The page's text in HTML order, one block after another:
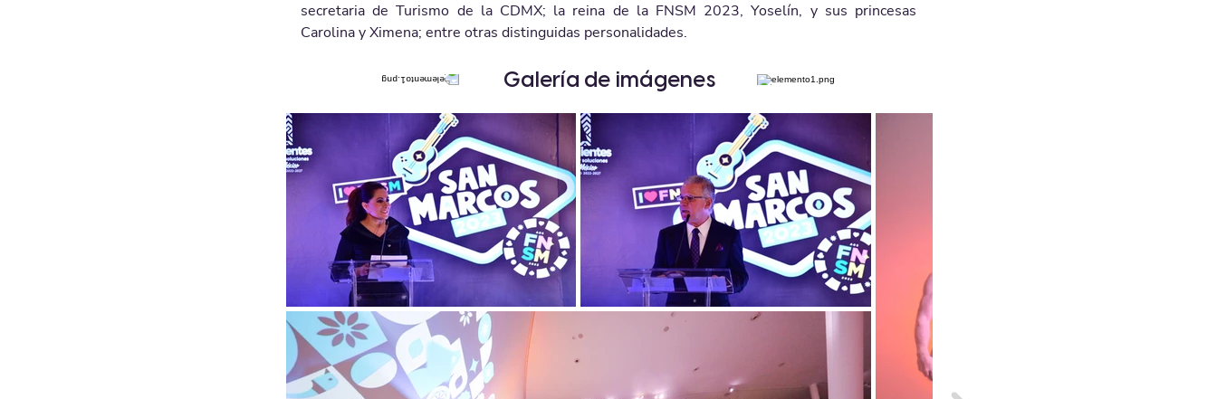
secretaria de Turismo de la CDMX; la reina de la FNSM 2023, Yoselín, y sus princesas
Carolina y Ximena; entre otras distinguidas personalidades.
Galería de imágenes